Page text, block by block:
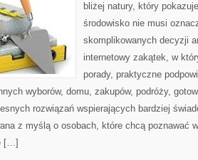
bliżej natury, który
środowisko nie musi
skomplikowanych decyzji
internetowy zakątek, w
porady, praktyczne
wyborów, domu, zakupów, podróży,
rozwiązań wspierających bardziej
z myślą o osobach, które chcą poznawać
[…]